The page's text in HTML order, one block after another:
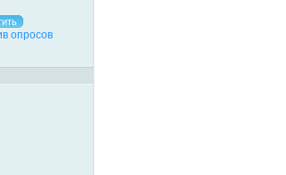
опросов